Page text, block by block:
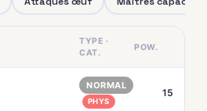
TYPE ·
CAT.
POW.
NORMAL
PHYS
15